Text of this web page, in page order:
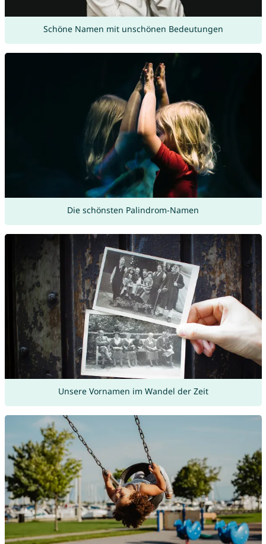
Schöne Namen mit unschönen Bedeutungen
Die schönsten Palindrom-Namen
Unsere Vornamen im Wandel der Zeit